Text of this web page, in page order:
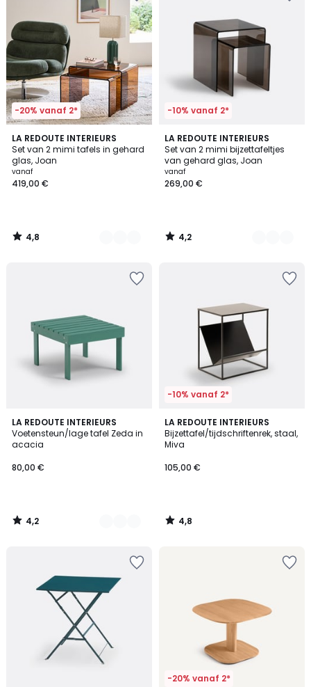
-20% vanaf 2*
LA REDOUTE INTERIEURS
Set van 2 mimi tafels in gehard
glas, Joan
vanaf
419,00 €
4,8
/ 5
2
Kleuren
4,8
/
-10% vanaf 2*
LA REDOUTE INTERIEURS
Set van 2 mimi bijzettafeltjes
van gehard glas, Joan
vanaf
269,00 €
4,2
/ 5
2
Kleuren
4,2
/
LA REDOUTE INTERIEURS
Voetensteun/lage tafel Zeda in
acacia
80,00 €
4,2
/ 5
3
Kleuren
4,2
/
-10% vanaf 2*
LA REDOUTE INTERIEURS
Bijzettafel/tijdschriftenrek, staal,
Miva
105,00 €
4,8
/ 5
4,8
/
-20% vanaf 2*